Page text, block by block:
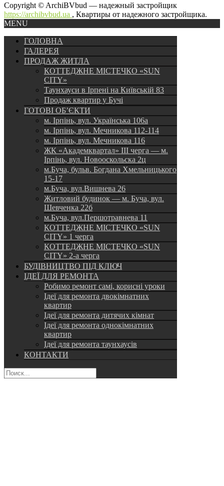
Copyright © ArchiBVbud — надежный застройщик
https://archibvbud.ua , Квартиры от надежного застройщика.
MENU
ГОЛОВНА
ГАЛЕРЕЯ
ПРОДАЖ ЖИТЛА
КОТТЕДЖНЕ МІСТЕЧКО «SUN
CITY»
Таунхауси в Ірпені на Київській 83
Продаж квартир у Бучі
ГОТОВІ ОБ’ЄКТИ
м. Ірпінь, вул. Українська 106а
м. Ірпінь, вул. Мечникова 112-114
м. Ірпінь, вул. Мечникова 116
ЖК «Академквартал» III черга — м.
Ірпінь, вул. Новооскольска 2ц
м.Буча, бульв. Богдана Хмельницького
15-17
м.Буча, вул.Вишнева 26
Житловий будинок — м. Буча, вул.
Шевченка 22б
м.Буча, вул.Першотравнева 11
КОТТЕДЖНЕ МІСТЕЧКО «SUN
CITY» 1 черга
КОТТЕДЖНЕ МІСТЕЧКО «SUN
CITY» 2-а черга
БУДІВНИЦТВО ПІД КЛЮЧ
ІДЕЇ ДЛЯ РЕМОНТА
Робимо ремонт самі, корисні уроки
Ідеї для ремонта двокімнатних
квартир
Ідеї для ремонта дитячих кімнат
Ідеї для ремонта однокімнатних
квартир
Ідеї для ремонта таунхаусів
КОНТАКТИ